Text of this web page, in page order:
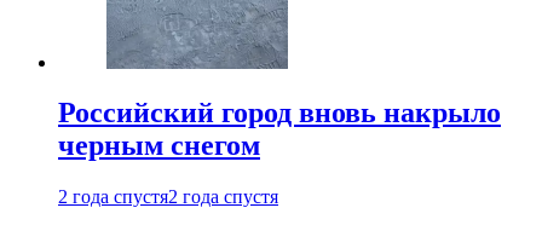
Российский город вновь накрыло
черным снегом
2 года спустя2 года спустя